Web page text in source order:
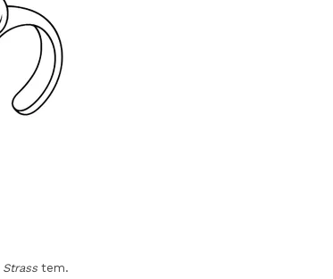
Strasstem.